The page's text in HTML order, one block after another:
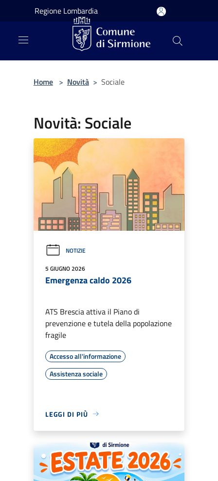
Salta al contenuto principale
Regione Lombardia
Home > Novità > Sociale
Novità: Sociale
NOTIZIE
5 GIUGNO 2026
Emergenza caldo 2026
ATS Brescia attiva il Piano di
prevenzione e tutela della popolazione
fragile
Accesso all'informazione
Assistenza sociale
LEGGI DI PIÙ